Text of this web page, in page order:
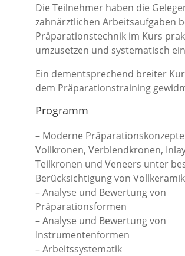
Die Teilnehmer haben die
zahnärztlichen Arbeitsaufgaben
Präparationstechnik im Kurs
umzusetzen und systematisch
Ein dementsprechend breiter
dem Präparationstraining
Programm
– Moderne
Vollkronen, Verblendkronen,
Teilkronen und Veneers unter
Berücksichtigung von
– Analyse und Bewertung von
Präparationsformen
– Analyse und Bewertung von
Instrumentenformen
– Arbeitssystematik